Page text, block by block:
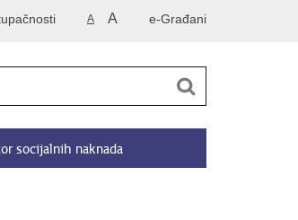
e-Građani
A A
socijalnih naknada